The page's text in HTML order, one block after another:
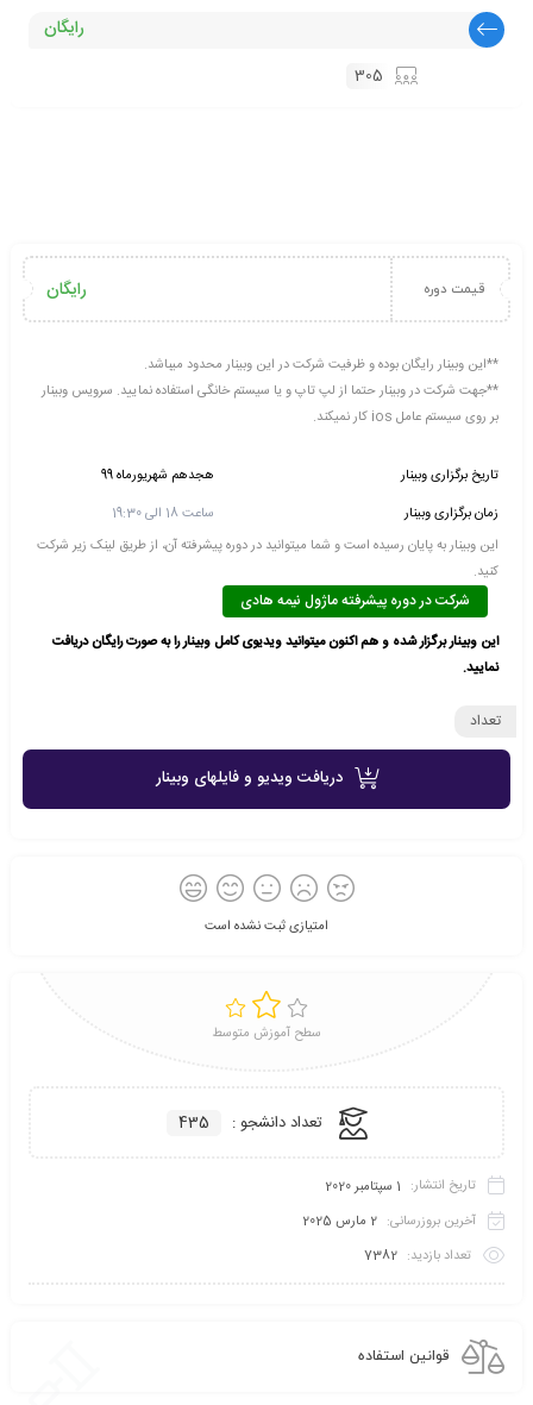
رایگان
305
قیمت دوره رایگان
**این وبینار رایگان بوده و ظرفیت شرکت در این وبینار محدود میباشد.
**جهت شرکت در وبینار حتما از لپ تاپ و یا سیستم خانگی استفاده نمایید. سرویس وبینار
بر روی سیستم عامل ios کار نمیکند.
تاریخ برگزاری وبینار
هجدهم شهریورماه 99
زمان برگزاری وبینار
ساعت 18 الی 19:30
این وبینار به پایان رسیده است و شما میتوانید در دوره پیشرفته آن، از طریق لینک زیر شرکت
کنید.
شرکت در دوره پیشرفته ماژول نیمه هادی
این وبینار برگزار شده و هم اکنون میتوانید ویدیوی کامل وبینار را به صورت رایگان دریافت
نمایید.
تعداد
دریافت ویدیو و فایلهای وبینار
امتیازی ثبت نشده است
سطح آموزش متوسط
تعداد دانشجو : 435
تاریخ انتشار: 1 سپتامبر 2020
آخرین بروزرسانی: 2 مارس 2025
تعداد بازدید: 7382
قوانین استفاده